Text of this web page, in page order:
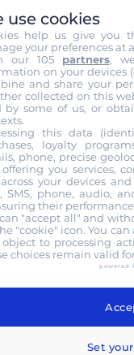
use cookies
help us give you
your preferences at
our 105 partners,
on your devices
and share your
collected on this
by some of us, or
this data
loyalty
phone, precise
you services,
your devices
SMS, phone, audio,
their
"accept all" and
"cookie" icon. You
to processing
choices remain valid
powered
Set